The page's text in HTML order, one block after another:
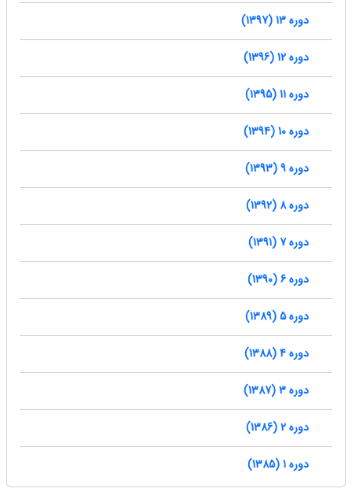
دوره 13 (1397)
دوره 12 (1396)
دوره 11 (1395)
دوره 10 (1394)
دوره 9 (1393)
دوره 8 (1392)
دوره 7 (1391)
دوره 6 (1390)
دوره 5 (1389)
دوره 4 (1388)
دوره 3 (1387)
دوره 2 (1386)
دوره 1 (1385)